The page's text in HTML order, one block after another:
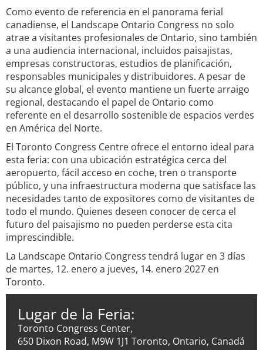
Como evento de referencia en el panorama ferial
canadiense, el Landscape Ontario Congress no solo
atrae a visitantes profesionales de Ontario, sino también
a una audiencia internacional, incluidos paisajistas,
empresas constructoras, estudios de planificación,
responsables municipales y distribuidores. A pesar de
su alcance global, el evento mantiene un fuerte arraigo
regional, destacando el papel de Ontario como
referente en el desarrollo sostenible de espacios verdes
en América del Norte.
El Toronto Congress Centre ofrece el entorno ideal para
esta feria: con una ubicación estratégica cerca del
aeropuerto, fácil acceso en coche, tren o transporte
público, y una infraestructura moderna que satisface las
necesidades tanto de expositores como de visitantes de
todo el mundo. Quienes deseen conocer de cerca el
futuro del paisajismo no pueden perderse esta cita
imprescindible.
La Landscape Ontario Congress tendrá lugar en 3 días
de martes, 12. enero a jueves, 14. enero 2027 en
Toronto.
Lugar de la Feria:
Toronto Congress Center,
650 Dixon Road, M9W 1J1 Toronto, Ontario, Canadá